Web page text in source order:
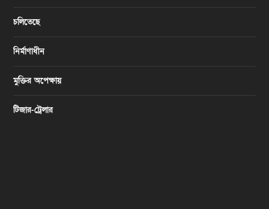
চলিতেছে
নির্মাণাধীন
মুক্তির অপেক্ষায়
টিজার-ট্রেলার